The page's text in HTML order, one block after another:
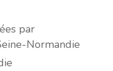
par
Normandie